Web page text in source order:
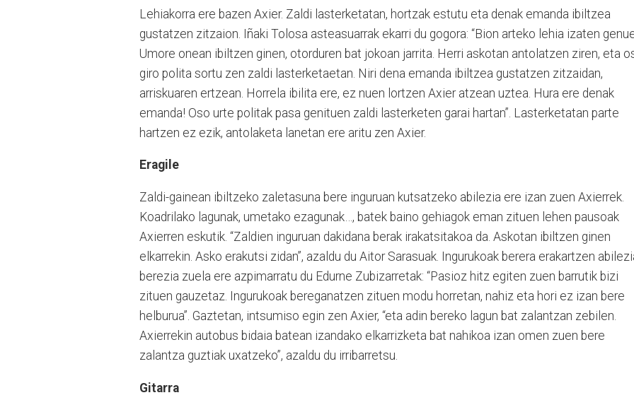
Lehiakorra ere bazen Axier. Zaldi lasterketatan, hortzak estutu eta denak emanda ibiltzea
gustatzen zitzaion. Iñaki Tolosa asteasuarrak ekarri du gogora: “Bion arteko lehia izaten
Umore onean ibiltzen ginen, otorduren bat jokoan jarrita. Herri askotan antolatzen ziren, eta
giro polita sortu zen zaldi lasterketaetan. Niri dena emanda ibiltzea gustatzen zitzaidan,
arriskuaren ertzean. Horrela ibilita ere, ez nuen lortzen Axier atzean uztea. Hura ere denak
emanda! Oso urte politak pasa genituen zaldi lasterketen garai hartan”. Lasterketatan parte
hartzen ez ezik, antolaketa lanetan ere aritu zen Axier.
Eragile
Zaldi-gainean ibiltzeko zaletasuna bere inguruan kutsatzeko abilezia ere izan zuen Axierrek.
Koadrilako lagunak, umetako ezagunak…, batek baino gehiagok eman zituen lehen pausoak
Axierren eskutik. “Zaldien inguruan dakidana berak irakatsitakoa da. Askotan ibiltzen ginen
elkarrekin. Asko erakutsi zidan”, azaldu du Aitor Sarasuak. Ingurukoak berera erakartzen
berezia zuela ere azpimarratu du Edurne Zubizarretak: “Pasioz hitz egiten zuen barrutik bizi
zituen gauzetaz. Ingurukoak bereganatzen zituen modu horretan, nahiz eta hori ez izan bere
helburua”. Gaztetan, intsumiso egin zen Axier, “eta adin bereko lagun bat zalantzan zebilen.
Axierrekin autobus bidaia batean izandako elkarrizketa bat nahikoa izan omen zuen bere
zalantza guztiak uxatzeko”, azaldu du irribarretsu.
Gitarra